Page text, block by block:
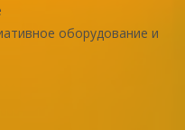
оборудование и